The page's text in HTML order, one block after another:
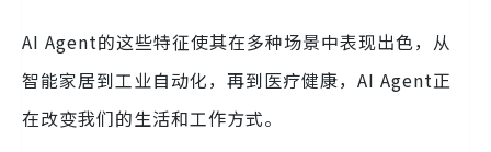
AI Agent的这些特征使其在多种场景中表现出色，从
智能家居到工业自动化，再到医疗健康，AI Agent正
在改变我们的生活和工作方式。